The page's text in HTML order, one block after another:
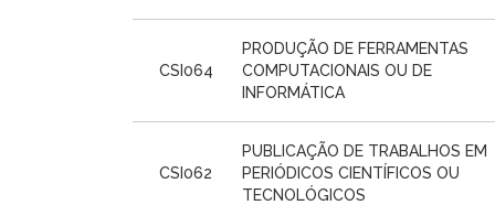
CSI064
PRODUÇÃO DE FERRAMENTAS
COMPUTACIONAIS OU DE
INFORMÁTICA
CSI062
PUBLICAÇÃO DE TRABALHOS EM
PERIÓDICOS CIENTÍFICOS OU
TECNOLÓGICOS